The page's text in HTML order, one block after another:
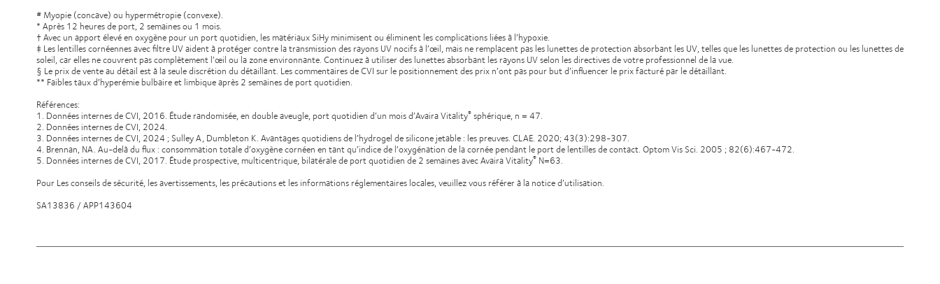
# Myopie (concave) ou hypermétropie (convexe).
* Après 12 heures de port, 2 semaines ou 1 mois.
† Avec un apport élevé en oxygène pour un port quotidien, les matériaux SiHy minimisent ou éliminent les complications liées à l’hypoxie.
‡ Les lentilles cornéennes avec filtre UV aident à protéger contre la transmission des rayons UV nocifs à l’œil, mais ne remplacent pas les lunettes de protection absorbant les UV, telles que les lunettes de protection ou les lunettes de
soleil, car elles ne couvrent pas complètement l’œil ou la zone environnante. Continuez à utiliser des lunettes absorbant les rayons UV selon les directives de votre professionnel de la vue.
§ Le prix de vente au détail est à la seule discrétion du détaillant. Les commentaires de CVI sur le positionnement des prix n’ont pas pour but d’influencer le prix facturé par le détaillant.
** Faibles taux d’hyperémie bulbaire et limbique après 2 semaines de port quotidien.
Références:
1. Données internes de CVI, 2016. Étude randomisée, en double aveugle, port quotidien d’un mois d’Avaira Vitality® sphérique, n = 47.
2. Données internes de CVI, 2024.
3. Données internes de CVI, 2024 ; Sulley A, Dumbleton K. Avantages quotidiens de l’hydrogel de silicone jetable : les preuves. CLAE. 2020; 43(3):298-307.
4. Brennan, NA. Au-delà du flux : consommation totale d’oxygène cornéen en tant qu’indice de l’oxygénation de la cornée pendant le port de lentilles de contact. Optom Vis Sci. 2005 ; 82(6):467-472.
5. Données internes de CVI, 2017. Étude prospective, multicentrique, bilatérale de port quotidien de 2 semaines avec Avaira Vitality® N=63.
Pour Les conseils de sécurité, les avertissements, les précautions et les informations réglementaires locales, veuillez vous référer à la notice d’utilisation.
SA13836 / APP143604